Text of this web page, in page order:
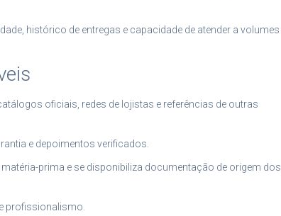
histórico de entregas e capacidade de atender a volumes
oficiais, redes de lojistas e referências de outras
e depoimentos verificados.
matéria-prima e se disponibiliza documentação de origem dos
profissionalismo.